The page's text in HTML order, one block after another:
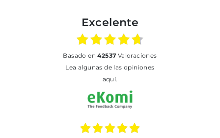
Excelente
basado en42537 Valoraciones
Lea algunas de las opiniones
aquí.